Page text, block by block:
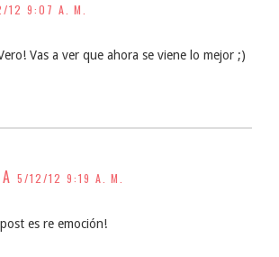
12 9:07 A. M.
Vas a ver que ahora se viene lo mejor ;)
5/12/12 9:19 A. M.
es re emoción!